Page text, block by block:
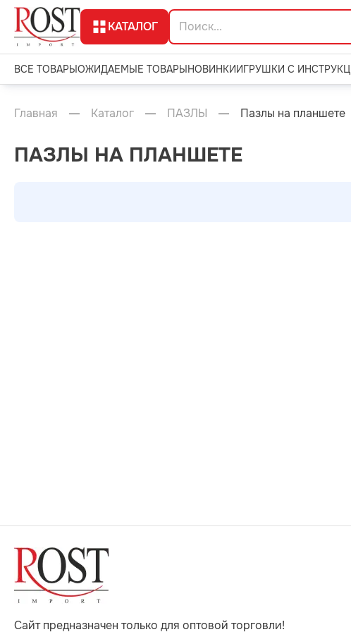
КАТАЛОГ
ВСЕ ТОВАРЫОЖИДАЕМЫЕ ТОВАРЫНОВИНКИИГРУШКИ С
Главная Каталог ПАЗЛЫ Пазлы на планшете
ПАЗЛЫ НА ПЛАНШЕТЕ
Сайт предназначен только для оптовой торговли!